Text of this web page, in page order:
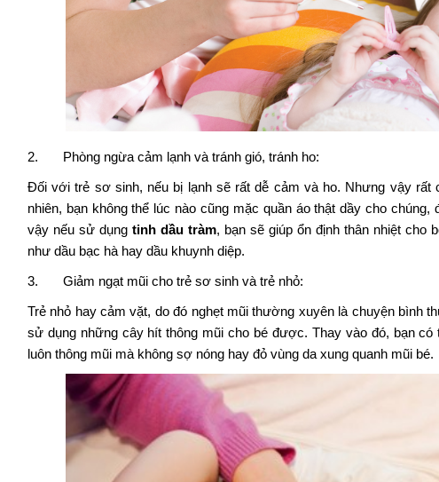
2. Phòng ngừa cảm lạnh và tránh gió, tránh ho:
Đối với trẻ sơ sinh, nếu bị lạnh sẽ rất dễ cảm và ho. Nhưng vậy rất
nhiên, bạn không thể lúc nào cũng mặc quần áo thật dầy cho
vậy nếu sử dụng tinh dầu tràm, bạn sẽ giúp ổn định thân nhiệt cho
như dầu bạc hà hay dầu khuynh diệp.
3. Giảm ngạt mũi cho trẻ sơ sinh và trẻ nhỏ:
Trẻ nhỏ hay cảm vặt, do đó nghẹt mũi thường xuyên là chuyện bình
sử dụng những cây hít thông mũi cho bé được. Thay vào đó, bạn có
luôn thông mũi mà không sợ nóng hay đỏ vùng da xung quanh mũi bé.